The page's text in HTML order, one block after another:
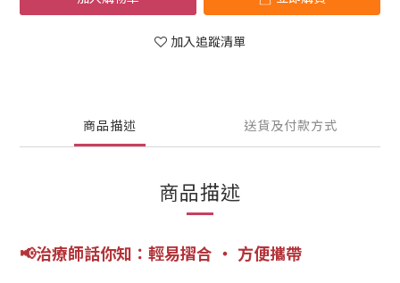
加入追蹤清單
商品描述 送貨及付款方式
商品描述
📢治療師話你知：輕易摺合 ‧ 方便攜帶